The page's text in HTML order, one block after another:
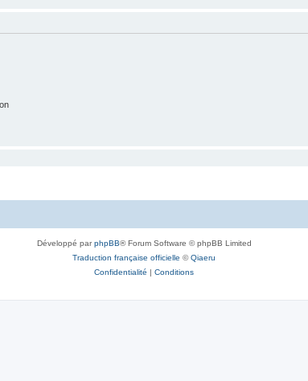
Développé parphpBB® Forum Software © phpBB Limited
Traduction française officielle ©Qiaeru
Confidentialité | Conditions